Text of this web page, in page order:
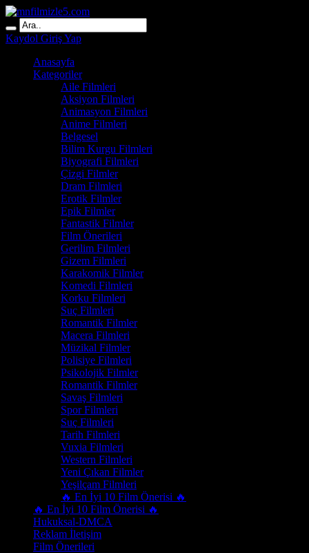
Kaydol Giriş Yap
Anasayfa
Kategoriler
Aile Filmleri
Aksiyon Filmleri
Animasyon Filmleri
Anime Filmleri
Belgesel
Bilim Kurgu Filmleri
Biyografi Filmleri
Çizgi Filmler
Dram Filmleri
Erotik Filmler
Epik Filmler
Fantastik Filmler
Film Önerileri
Gerilim Filmleri
Gizem Filmleri
Karakomik Filmler
Komedi Filmleri
Korku Filmleri
Suç Filmleri
Romantik Filmler
Macera Filmleri
Müzikal Filmler
Polisiye Filmleri
Psikolojik Filmler
Romantik Filmler
Savaş Filmleri
Spor Filmleri
Suç Filmleri
Tarih Filmleri
Vuxia Filmleri
Western Filmleri
Yeni Çıkan Filmler
Yeşilçam Filmleri
🔥 En İyi 10 Film Önerisi 🔥
🔥 En İyi 10 Film Önerisi 🔥
Hukuksal-DMCA
Reklam İletişim
Film Önerileri